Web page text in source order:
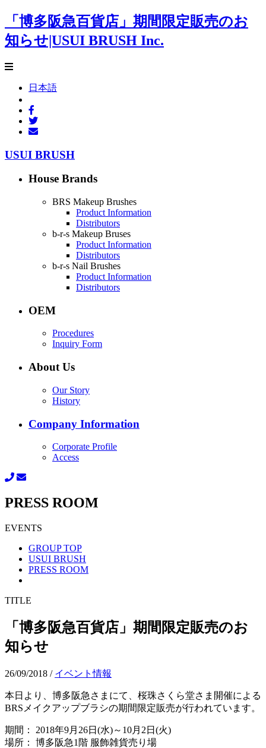
「博多阪急百貨店」期間限定販売のお
知らせ|USUI BRUSH Inc.
日本語
USUI BRUSH
House Brands
BRS Makeup Brushes
Product Information
Distributors
b-r-s Makeup Bruses
Product Information
Distributors
b-r-s Nail Brushes
Product Information
Distributors
OEM
Procedures
Inquiry Form
About Us
Our Story
History
Company Information
Corporate Profile
Access
PRESS ROOM
EVENTS
GROUP TOP
USUI BRUSH
PRESS ROOM
TITLE
「博多阪急百貨店」期間限定販売のお
知らせ
26/09/2018 / イベント情報
本日より、博多阪急さまにて、桜珠さくら堂さま開催による
BRSメイクアップブラシの期間限定販売が行われています。
期間： 2018年9月26日(水)～10月2日(火)
場所： 博多阪急1階 服飾雑貨売り場